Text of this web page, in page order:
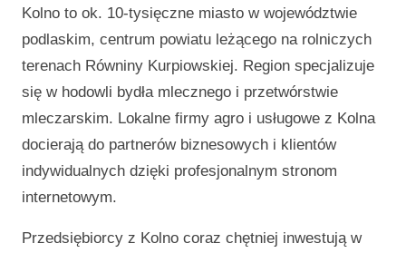
Kolno to ok. 10-tysięczne miasto w województwie
podlaskim, centrum powiatu leżącego na rolniczych
terenach Równiny Kurpiowskiej. Region specjalizuje
się w hodowli bydła mlecznego i przetwórstwie
mleczarskim. Lokalne firmy agro i usługowe z Kolna
docierają do partnerów biznesowych i klientów
indywidualnych dzięki profesjonalnym stronom
internetowym.
Przedsiębiorcy z Kolno coraz chętniej inwestują w